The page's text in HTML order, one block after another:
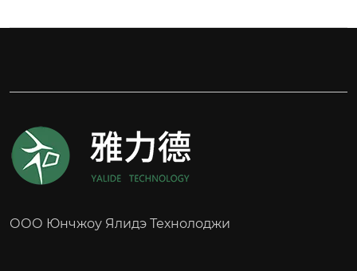
ООО Юнчжоу Ялидэ Технолоджи